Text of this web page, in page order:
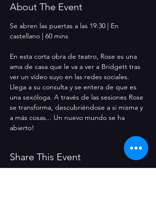
About The Event
Se abren las puertas a las 19:30 | En
castellano | 60 mins
En esta corta obra de teatro, Rose es una
ama de casa que le va a ver a Bridgett tras
ver un vídeo suyo en las redes sociales.
Llega a su consulta y se entera de que es
una sexóloga. A través de las sesiones Rose
se transforma, descubriéndose a si misma y
a más cosas... Un nuevo mundo se ha
abierto!
Share This Event